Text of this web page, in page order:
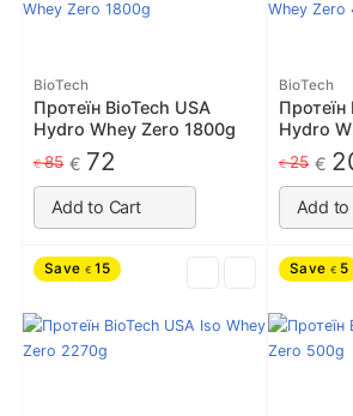
BioTech
Протеїн BioTech USA
Hydro Whey Zero 1800g
€85 € 72
Add to Cart
BioTech
Протеїн
Hydro
€25 €
Add to
Save € 15 Save € 5